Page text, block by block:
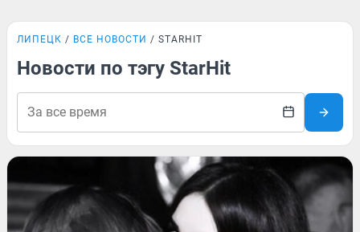
ЛИПЕЦК ВСЕ НОВОСТИ STARHIT
Новости по тэгу StarHit